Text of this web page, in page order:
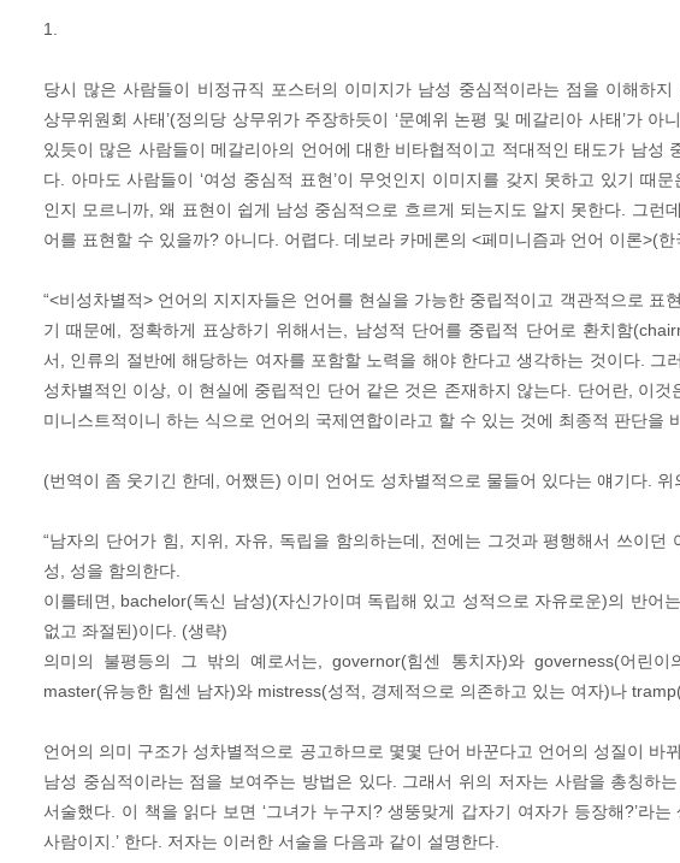
1.
당시 많은 사람들이 비정규직 포스터의 이미지가 남성 중심적이라는 점을 이해하
상무위원회 사태’(정의당 상무위가 주장하듯이 ‘문예위 논평 및 메갈리아 사태’가
있듯이 많은 사람들이 메갈리아의 언어에 대한 비타협적이고 적대적인 태도가 남성
다. 아마도 사람들이 ‘여성 중심적 표현’이 무엇인지 이미지를 갖지 못하고 있기 때
인지 모르니까, 왜 표현이 쉽게 남성 중심적으로 흐르게 되는지도 알지 못한다. 그런
어를 표현할 수 있을까? 아니다. 어렵다. 데보라 카메론의 <페미니즘과 언어 이론>(
“<비성차별적> 언어의 지지자들은 언어를 현실을 가능한 중립적이고 객관적으로 표
기 때문에, 정확하게 표상하기 위해서는, 남성적 단어를 중립적 단어로 환치함
서, 인류의 절반에 해당하는 여자를 포함할 노력을 해야 한다고 생각하는 것이다. 그
성차별적인 이상, 이 현실에 중립적인 단어 같은 것은 존재하지 않는다. 단어란, 이
미니스트적이니 하는 식으로 언어의 국제연합이라고 할 수 있는 것에 최종적 판단을
(번역이 좀 웃기긴 한데, 어쨌든) 이미 언어도 성차별적으로 물들어 있다는 얘기다. 위
“남자의 단어가 힘, 지위, 자유, 독립을 함의하는데, 전에는 그것과 평행해서 쓰이던
성, 성을 함의한다.
이를테면, bachelor(독신 남성)(자신가이며 독립해 있고 성적으로 자유로운)의 반어
없고 좌절된)이다. (생략)
의미의 불평등의 그 밖의 예로서는, governor(힘센 통치자)와 governess(어린이
master(유능한 힘센 남자)와 mistress(성적, 경제적으로 의존하고 있는 여자)나
언어의 의미 구조가 성차별적으로 공고하므로 몇몇 단어 바꾼다고 언어의 성질이 바
남성 중심적이라는 점을 보여주는 방법은 있다. 그래서 위의 저자는 사람을 총칭하
서술했다. 이 책을 읽다 보면 ‘그녀가 누구지? 생뚱맞게 갑자기 여자가 등장해?’라
사람이지.’ 한다. 저자는 이러한 서술을 다음과 같이 설명한다.